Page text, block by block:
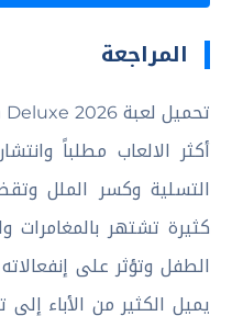
المراجعة
أكثر الالعاب مطلباً
التسلية وكسر الملل
كثيرة تشتهر بالمغامرات
الطفل وتؤثر على
يميل الكثير من الأباء